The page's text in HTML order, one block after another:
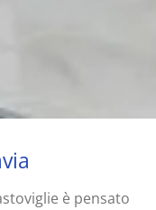
è pensato